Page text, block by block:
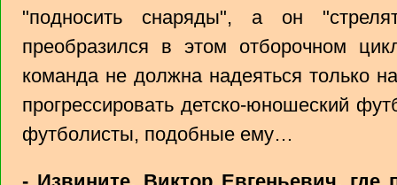
"подносить снаряды", а он
преобразился в этом отборочном
команда не должна надеяться только
прогрессировать детско-юношеский
футболисты, подобные ему…